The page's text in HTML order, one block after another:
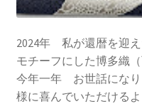
2024年 私が還暦を迎
モチーフにした博多織
今年一年 お世話にな
様に喜んでいただける